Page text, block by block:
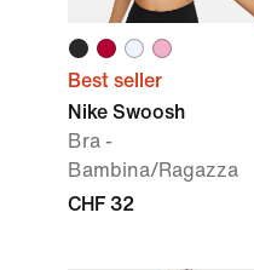
Best seller
Nike Swoosh
Bra -
Bambina/Ragazza
CHF 32